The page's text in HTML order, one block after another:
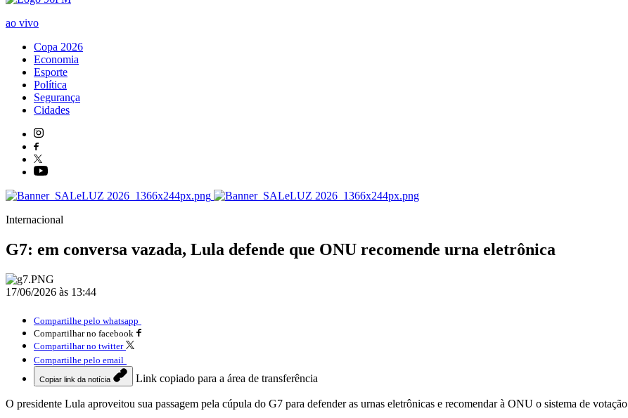
ao vivo
Copa 2026
Economia
Esporte
Política
Segurança
Cidades
Internacional
G7: em conversa vazada, Lula defende que ONU recomende urna eletrônica
17/06/2026 às 13:44
Compartilhe pelo whatsapp
Compartilhar no facebook
Compartilhar no twitter
Compartilhe pelo email
Copiar link da notícia Link copiado para a área de transferência
O presidente Lula aproveitou sua passagem pela cúpula do G7 para defender as urnas eletrônicas e recomendar à ONU o sistema de